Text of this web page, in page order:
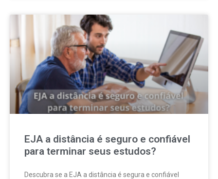
EJA a distância é seguro e confiável
para terminar seus estudos?
Descubra se a EJA a distância é segura e confiável